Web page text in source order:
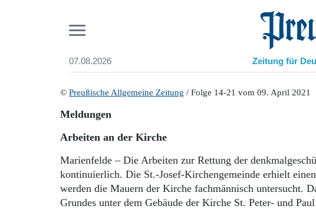
07.08.2026 Preußische
Zeitung für
Start
Aktuelle Ausgabe
Abonnenten-Login
Abo Prämien
Archiv
Mediadaten
Suchen und finden
© Preußische Allgemeine Zeitung / Folge 14-21 vom 09. April 2021
Meldungen
Arbeiten an der Kirche
Marienfelde – Die Arbeiten zur Rettung der
kontinuierlich. Die St.-Josef-Kirchengemeinde erhielt
werden die Mauern der Kirche fachmännisch untersucht.
Grundes unter dem Gebäude der Kirche St. Peter- und